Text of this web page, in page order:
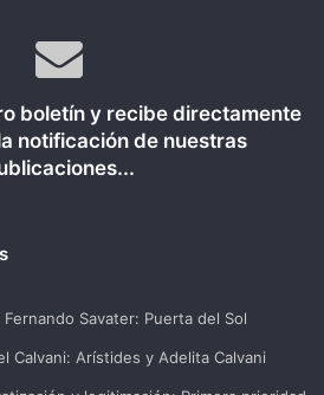
boletín y recibe directamente
notificación de nuestras
Fernando Savater: Puerta del Sol
Calvani: Arístides y Adelita Calvani